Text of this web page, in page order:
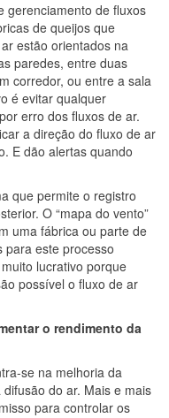
gerenciamento de fluxos
de queijos que
estão orientados na
paredes, entre duas
corredor, ou entre a sala
é evitar qualquer
erro dos fluxos de ar.
a direção do fluxo de ar
E dão alertas quando
que permite o registro
O “mapa do vento”
uma fábrica ou parte de
para este processo
lucrativo porque
possível o fluxo de ar
o rendimento da
se na melhoria da
do ar. Mais e mais
para controlar os